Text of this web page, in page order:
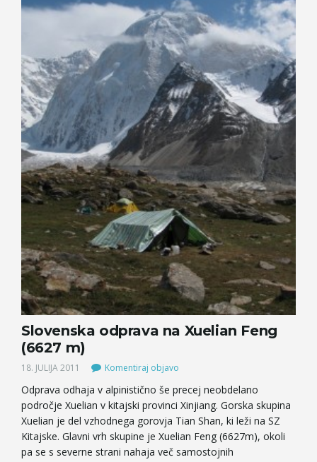
Slovenska odprava na Xuelian Feng
(6627 m)
18. JULIJA 2011 Komentiraj objavo
Odprava odhaja v alpinistično še precej neobdelano
področje Xuelian v kitajski provinci Xinjiang. Gorska skupina
Xuelian je del vzhodnega gorovja Tian Shan, ki leži na SZ
Kitajske. Glavni vrh skupine je Xuelian Feng (6627m), okoli
pa se s severne strani nahaja več samostojnih